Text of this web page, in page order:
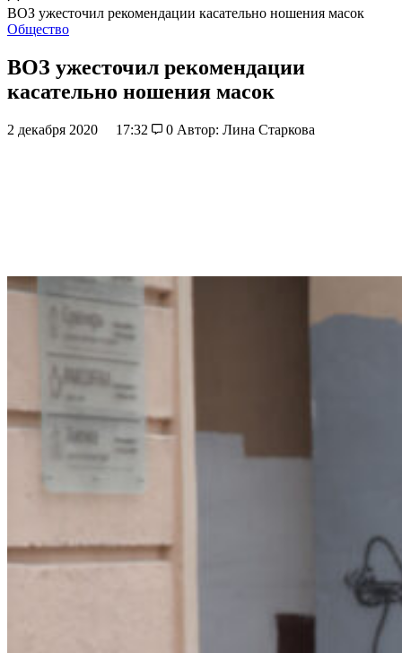
ВОЗ ужесточил рекомендации касательно ношения масок
Общество
ВОЗ ужесточил рекомендации
касательно ношения масок
2 декабря 2020 17:32 0 Автор: Лина Старкова